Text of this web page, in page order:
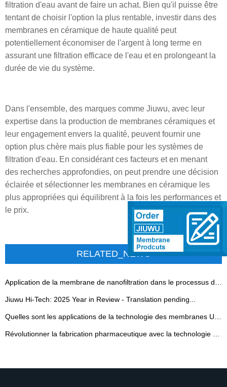
filtration d'eau avant de faire un achat. Bien qu'il puisse être
tentant de choisir l'option la plus rentable, investir dans des
membranes en céramique de haute qualité peut
potentiellement économiser de l'argent à long terme en
assurant une filtration efficace de l'eau et en prolongeant la
durée de vie du système.
Dans l'ensemble, des marques comme Jiuwu, avec leur
expertise dans la production de membranes céramiques et
leur engagement envers la qualité, peuvent fournir une
option plus chère mais plus fiable pour les systèmes de
filtration d'eau. En considérant ces facteurs et en menant
des recherches approfondies, on peut prendre une décision
éclairée et sélectionner les membranes en céramique les
plus appropriées qui équilibrent à la fois les performances et
le prix.
RELATED_NEWS
Jiuwu Hi-Tech: 2025 Year in Review - Translation pending...